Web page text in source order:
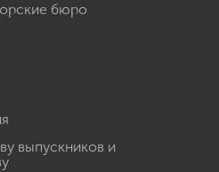
бюро
выпускников и